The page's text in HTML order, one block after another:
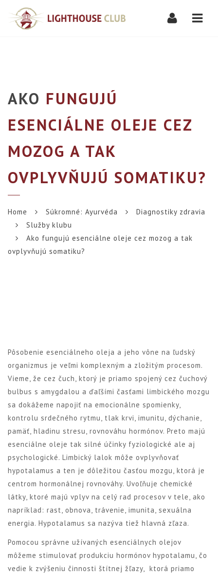
AKO FUNGUJÚ
ESENCIÁLNE OLEJE CEZ
MOZOG A TAK
OVPLYVŇUJÚ SOMATIKU?
Home Súkromné: Ayurvéda
Diagnostiky zdravia
Služby klubu
Ako fungujú esenciálne oleje cez mozog a tak
ovplyvňujú somatiku?
Pôsobenie esenciálneho oleja a jeho vône na ľudský
organizmus je veľmi komplexným a zložitým procesom.
Vieme, že cez čuch, ktorý je priamo spojený cez čuchový
bulbus s amygdalou a ďaľšími časťami limbického mozgu
sa dokážeme napojiť na emocionálne spomienky,
kontrolu srdečného rytmu, tlak krvi, imunitu, dýchanie,
pamäť, hladinu stresu, rovnováhu hormónov. Preto majú
esenciálne oleje tak silné účinky fyziologické ale aj
psychologické. Limbický lalok môže ovplyvňovať
hypotalamus a ten je dôležitou časťou mozgu, ktorá je
centrom hormonálnej rovnováhy. Uvoľňuje chemické
látky, ktoré majú vplyv na celý rad procesov v tele, ako
napríklad: rast, obnova, trávenie, imunita, sexuálna
energia. Hypotalamus sa nazýva tiež hlavná zľaza.
Pomocou správne užívaných esenciálnych olejov
môžeme stimulovať produkciu hormónov hypotalamu, čo
vedie k zvýšeniu činnosti štítnej žľazy, ktorá priamo